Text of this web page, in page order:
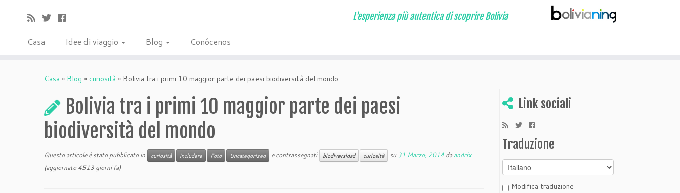
L'esperienza più autentica di scoprire Bolivia
Casa Idee di viaggio Blog Conócenos
Casa » Blog » curiosità » Bolivia tra i primi 10 maggior parte dei paesi biodiversità del mondo
Bolivia tra i primi 10 maggior parte dei paesi
biodiversità del mondo
Questo articole è stato pubblicato in curiosità includere Foto Uncategorized e contrassegnati biodiversidad curiosità su31 Marzo, 2014 daandrix
(aggiornato 4513 giorni fa)
Link sociali
Traduzione
Modifica traduzione